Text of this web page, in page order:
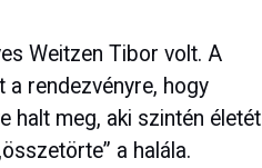
Weitzen Tibor volt. A
rendezvényre, hogy
halt meg, aki szintén életét
a halála.